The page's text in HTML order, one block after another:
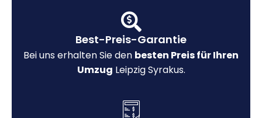
Best-Preis-Garantie
Bei uns erhalten Sie den besten Preis für Ihren
Umzug Leipzig Syrakus.